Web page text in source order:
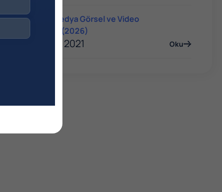
Sosyal Medya Görsel ve Video
Boyutları (2026)
06 Ocak 2021 Oku